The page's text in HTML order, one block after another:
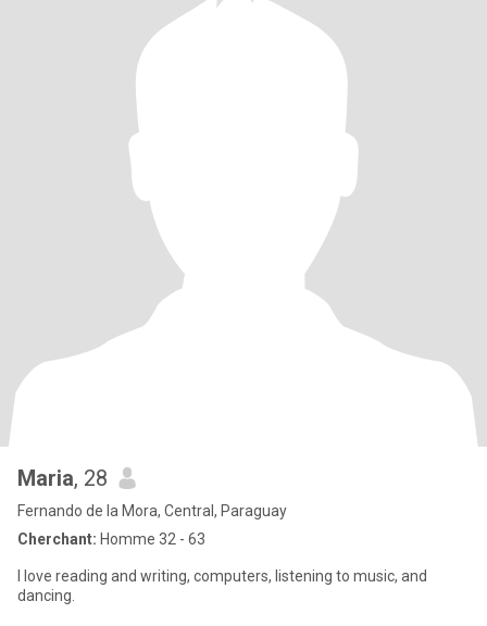
Maria, 28
Fernando de la Mora, Central, Paraguay
Cherchant: Homme 32 - 63
I love reading and writing, computers, listening to music, and
dancing.